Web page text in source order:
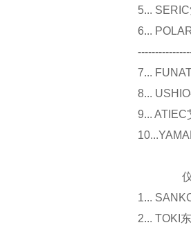
5...
6...
7...
8...
9...
仪器
1...
2... TOKI